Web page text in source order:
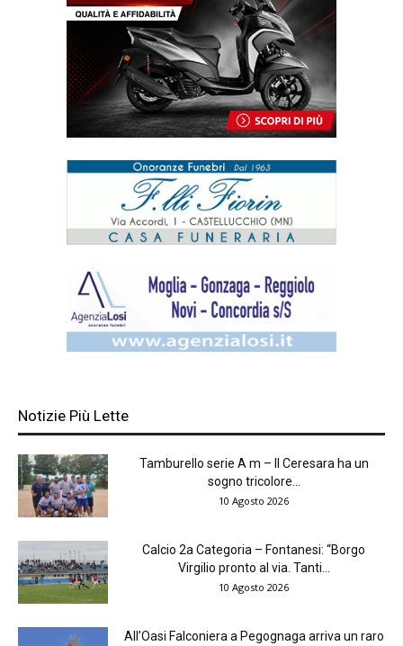
Notizie Più Lette
Tamburello serie A m – Il Ceresara ha un
sogno tricolore...
10 Agosto 2026
Calcio 2a Categoria – Fontanesi: “Borgo
Virgilio pronto al via. Tanti...
10 Agosto 2026
All’Oasi Falconiera a Pegognaga arriva un raro